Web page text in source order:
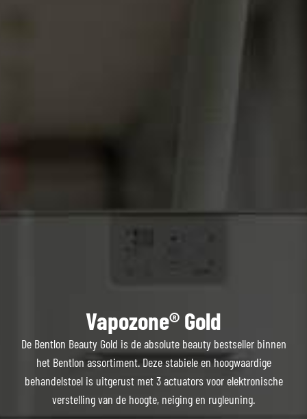
Vapozone® Gold
De Bentlon Beauty Gold is de absolute beauty bestseller binnen
het Bentlon assortiment. Deze stabiele en hoogwaardige
behandelstoel is uitgerust met 3 actuators voor elektronische
verstelling van de hoogte, neiging en rugleuning.